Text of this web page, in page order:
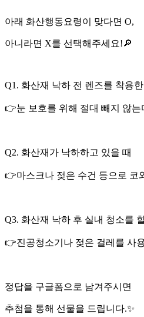
아래 화산행동요령이 맞다면 O,
아니라면 X를 선택해주세요!🔎
Q1. 화산재 낙하 전 렌즈를 착용
👉눈 보호를 위해 절대 빼지 않는
Q2. 화산재가 낙하하고 있을 때
👉마스크나 젖은 수건 등으로 코
Q3. 화산재 낙하 후 실내 청소를
👉진공청소기나 젖은 걸레를 사
정답을 구글폼으로 남겨주시면
추첨을 통해 선물을 드립니다.✨